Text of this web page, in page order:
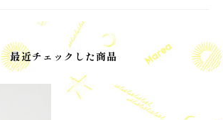
最近チェックした商品